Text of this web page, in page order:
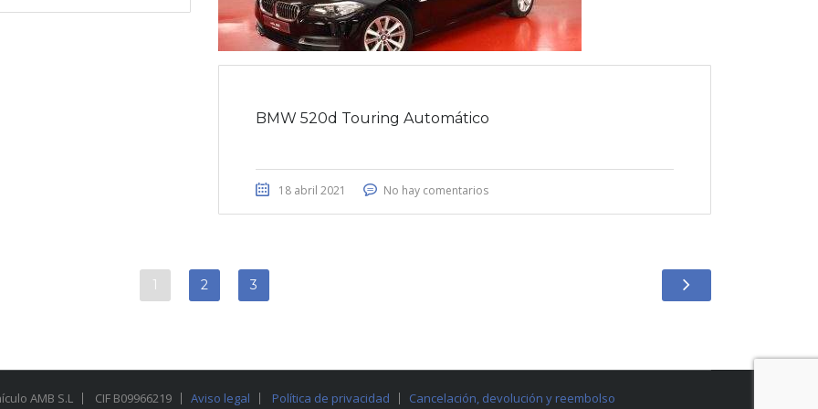
BMW 520d Touring Automático
18 abril 2021 No hay comentarios
1 2 3
AMB S.L CIF B09966219 Aviso legal Política de privacidad Cancelación, devolución y reembolso